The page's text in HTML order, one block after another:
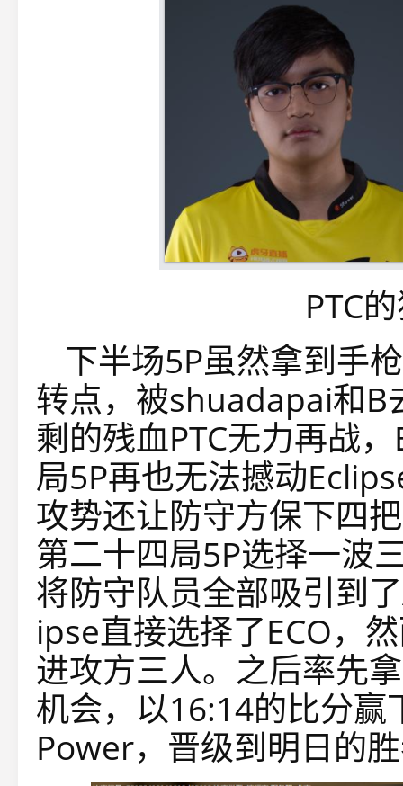
PTC
下半场5P虽然拿到手
转点，被shuadapai和B
剩的残血PTC无力再战
局5P再也无法撼动
攻势还让防守方保下四
第二十四局5P选择一波
将防守队员全部吸引到
ipse直接选择了ECO，
进攻方三人。之后率先
机会，以16:14的比分
Power，晋级到明日的